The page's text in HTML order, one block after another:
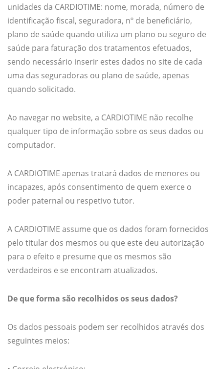
unidades da CARDIOTIME: nome, morada, número de
identificação fiscal, seguradora, nº de beneficiário,
plano de saúde quando utiliza um plano ou seguro de
saúde para faturação dos tratamentos efetuados,
sendo necessário inserir estes dados no site de cada
uma das seguradoras ou plano de saúde, apenas
quando solicitado.
Ao navegar no website, a CARDIOTIME não recolhe
qualquer tipo de informação sobre os seus dados ou
computador.
A CARDIOTIME apenas tratará dados de menores ou
incapazes, após consentimento de quem exerce o
poder paternal ou respetivo tutor.
A CARDIOTIME assume que os dados foram fornecidos
pelo titular dos mesmos ou que este deu autorização
para o efeito e presume que os mesmos são
verdadeiros e se encontram atualizados.
De que forma são recolhidos os seus dados?
Os dados pessoais podem ser recolhidos através dos
seguintes meios: